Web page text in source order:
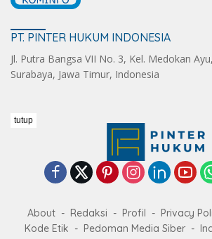
PT. PINTER HUKUM INDONESIA
Jl. Putra Bangsa VII No. 3, Kel. Medokan
Surabaya, Jawa Timur, Indonesia
About Redaksi Profil Privacy
Kode Etik
Pedoman Media Siber
tutup